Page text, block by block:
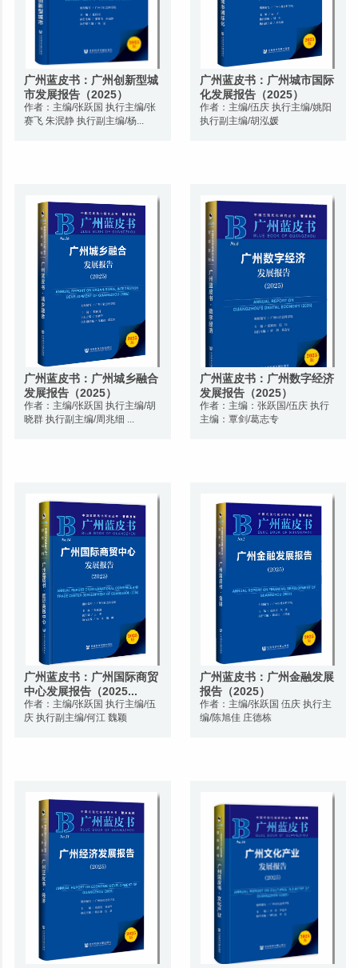
广州蓝皮书：广州创新型城
市发展报告（2025）
作者：主编/张跃国 执行主编/张
赛飞 朱泯静 执行副主编/杨...
广州蓝皮书：广州城市国际
化发展报告（2025）
作者：主编/伍庆 执行主编/姚阳
执行副主编/胡泓媛
广州蓝皮书：广州城乡融合
发展报告（2025）
作者：主编/张跃国 执行主编/胡
晓群 执行副主编/周兆细 ...
广州蓝皮书：广州数字经济
发展报告（2025）
作者：主编：张跃国/伍庆 执行
主编：覃剑/葛志专
广州蓝皮书：广州国际商贸
中心发展报告（2025...
作者：主编/张跃国 执行主编/伍
庆 执行副主编/何江 魏颖
广州蓝皮书：广州金融发展
报告（2025）
作者：主编/张跃国 伍庆 执行主
编/陈旭佳 庄德栋